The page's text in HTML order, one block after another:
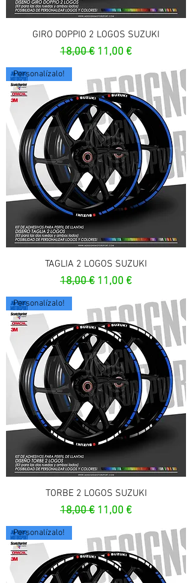
GIRO DOPPIO 2 LOGOS SUZUKI
Precio
18,00 € Precio de oferta
11,00 €
Personalízalo!
TAGLIA 2 LOGOS SUZUKI
Precio
18,00 € Precio de oferta
11,00 €
Personalízalo!
TORBE 2 LOGOS SUZUKI
Precio
18,00 € Precio de oferta
11,00 €
Personalízalo!